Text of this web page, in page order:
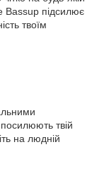
Bassup підсилює
твоїм
твій
на людній